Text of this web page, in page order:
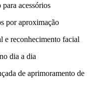
acessórios
por aproximação
e reconhecimento facial
dia a dia
de aprimoramento de